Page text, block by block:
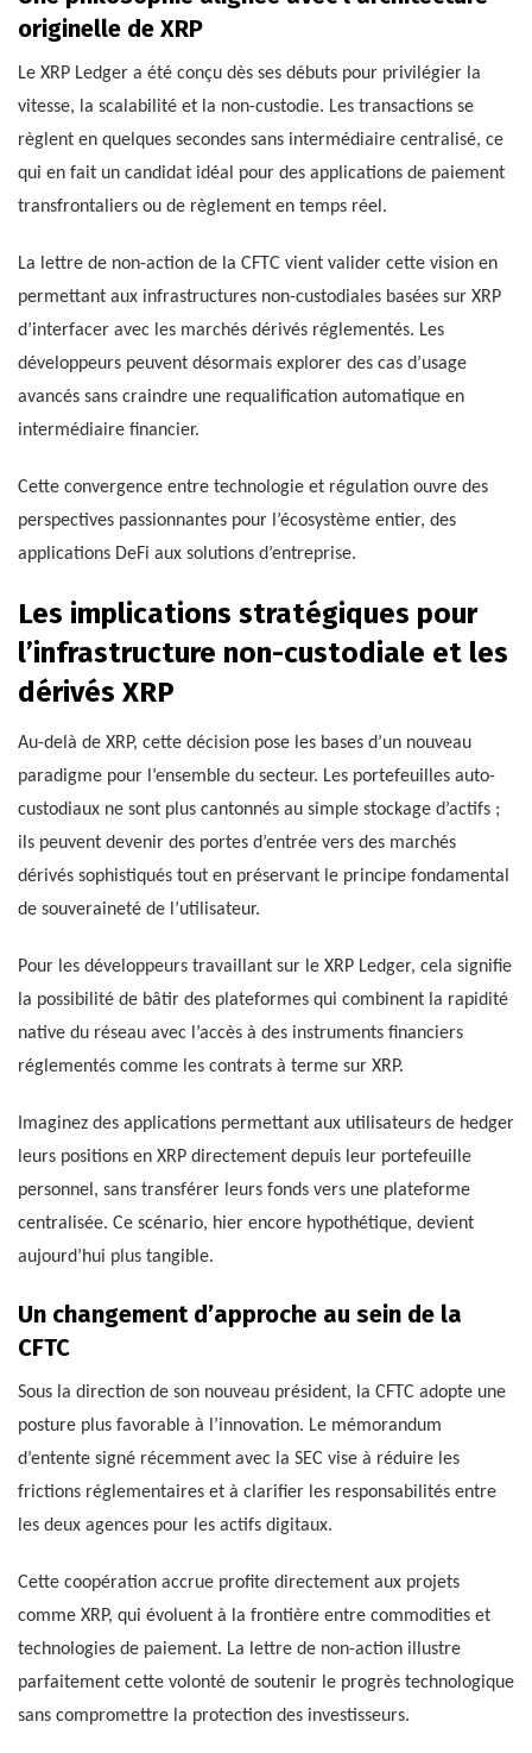
originelle de XRP
Le XRP Ledger a été conçu dès ses débuts pour privilégier la
vitesse, la scalabilité et la non-custodie. Les transactions se
règlent en quelques secondes sans intermédiaire centralisé, ce
qui en fait un candidat idéal pour des applications de paiement
transfrontaliers ou de règlement en temps réel.
La lettre de non-action de la CFTC vient valider cette vision en
permettant aux infrastructures non-custodiales basées sur XRP
d’interfacer avec les marchés dérivés réglementés. Les
développeurs peuvent désormais explorer des cas d’usage
avancés sans craindre une requalification automatique en
intermédiaire financier.
Cette convergence entre technologie et régulation ouvre des
perspectives passionnantes pour l’écosystème entier, des
applications DeFi aux solutions d’entreprise.
Les implications stratégiques pour
l’infrastructure non-custodiale et les
dérivés XRP
Au-delà de XRP, cette décision pose les bases d’un nouveau
paradigme pour l’ensemble du secteur. Les portefeuilles auto-
custodiaux ne sont plus cantonnés au simple stockage d’actifs ;
ils peuvent devenir des portes d’entrée vers des marchés
dérivés sophistiqués tout en préservant le principe fondamental
de souveraineté de l’utilisateur.
Pour les développeurs travaillant sur le XRP Ledger, cela signifie
la possibilité de bâtir des plateformes qui combinent la rapidité
native du réseau avec l’accès à des instruments financiers
réglementés comme les contrats à terme sur XRP.
Imaginez des applications permettant aux utilisateurs de hedger
leurs positions en XRP directement depuis leur portefeuille
personnel, sans transférer leurs fonds vers une plateforme
centralisée. Ce scénario, hier encore hypothétique, devient
aujourd’hui plus tangible.
Un changement d’approche au sein de la
CFTC
Sous la direction de son nouveau président, la CFTC adopte une
posture plus favorable à l’innovation. Le mémorandum
d’entente signé récemment avec la SEC vise à réduire les
frictions réglementaires et à clarifier les responsabilités entre
les deux agences pour les actifs digitaux.
Cette coopération accrue profite directement aux projets
comme XRP, qui évoluent à la frontière entre commodities et
technologies de paiement. La lettre de non-action illustre
parfaitement cette volonté de soutenir le progrès technologique
sans compromettre la protection des investisseurs.